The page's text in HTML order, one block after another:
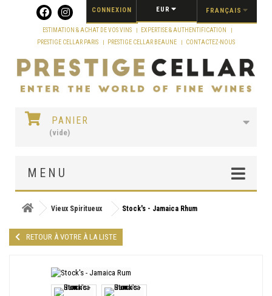
FRANÇAIS
EUR
CONNEXION
ESTIMATION & ACHAT DE VOS VINS
EXPERTISE & AUTHENTIFICATION
PRESTIGE CELLAR PARIS
PRESTIGE CELLAR BEAUNE CONTACTEZ-NOUS
PANIER
(vide)
MENU
Vieux Spiritueux Stock's - Jamaica Rhum
RETOUR À VOTRE À LA LISTE
Panneau de gestion des cookies